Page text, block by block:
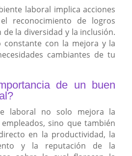
laboral implica acciones
reconocimiento de logros
la diversidad y la inclusión.
constante con la mejora y la
cambiantes de tu
de un buen
laboral no solo mejora la
sino que también
en la productividad, la
y la reputación de la